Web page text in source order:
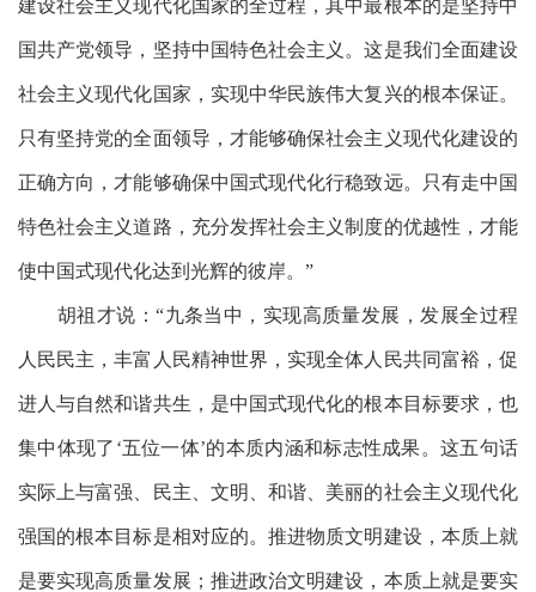
建设社会主义现代化国家的全过程，其中最根本的是坚持中
国共产党领导，坚持中国特色社会主义。这是我们全面建设
社会主义现代化国家，实现中华民族伟大复兴的根本保证。
只有坚持党的全面领导，才能够确保社会主义现代化建设的
正确方向，才能够确保中国式现代化行稳致远。只有走中国
特色社会主义道路，充分发挥社会主义制度的优越性，才能
使中国式现代化达到光辉的彼岸。”
胡祖才说：“九条当中，实现高质量发展，发展全过程
人民民主，丰富人民精神世界，实现全体人民共同富裕，促
进人与自然和谐共生，是中国式现代化的根本目标要求，也
集中体现了‘五位一体’的本质内涵和标志性成果。这五句话
实际上与富强、民主、文明、和谐、美丽的社会主义现代化
强国的根本目标是相对应的。推进物质文明建设，本质上就
是要实现高质量发展；推进政治文明建设，本质上就是要实